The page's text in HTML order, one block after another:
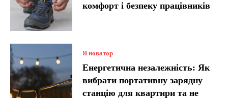
комфорт і безпеку працівників
Я новатор
Енергетична незалежність: Як
вибрати портативну зарядну
станцію для квартири та не